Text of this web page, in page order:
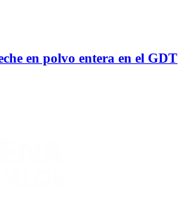
en polvo entera en el GDT